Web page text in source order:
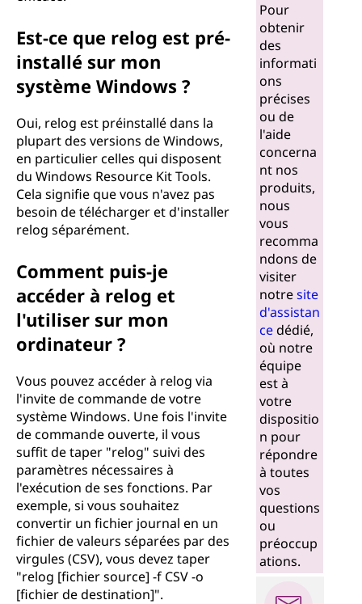
Est-ce que relog est pré-
installé sur mon
système Windows ?
Oui, relog est préinstallé dans la
plupart des versions de Windows,
en particulier celles qui disposent
du Windows Resource Kit Tools.
Cela signifie que vous n'avez pas
besoin de télécharger et d'installer
relog séparément.
Comment puis-je
accéder à relog et
l'utiliser sur mon
ordinateur ?
Vous pouvez accéder à relog via
l'invite de commande de votre
système Windows. Une fois l'invite
de commande ouverte, il vous
suffit de taper "relog" suivi des
paramètres nécessaires à
l'exécution de ses fonctions. Par
exemple, si vous souhaitez
convertir un fichier journal en un
fichier de valeurs séparées par des
virgules (CSV), vous devez taper
"relog [fichier source] -f CSV -o
[fichier de destination]".
Pour
obtenir
des
informati
ons
précises
ou de
l'aide
concerna
nt nos
produits,
nous
vous
recomma
ndons de
visiter
notresite
d'assistan
cedédié,
où notre
équipe
est à
votre
dispositio
n pour
répondre
à toutes
vos
questions
ou
préoccup
ations.